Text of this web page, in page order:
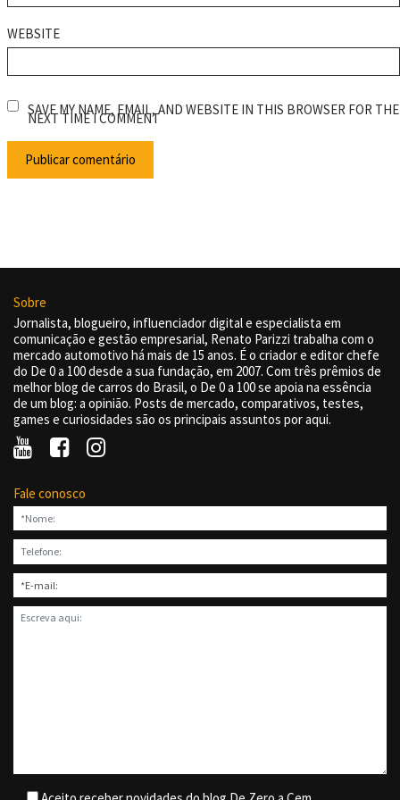
WEBSITE
SAVE MY NAME, EMAIL, AND WEBSITE IN THIS BROWSER FOR THE
NEXT TIME I COMMENT
Sobre
Jornalista, blogueiro, influenciador digital e especialista em
comunicação e gestão empresarial, Renato Parizzi trabalha com o
mercado automotivo há mais de 15 anos. É o criador e editor chefe
do De 0 a 100 desde a sua fundação, em 2007. Com três prêmios de
melhor blog de carros do Brasil, o De 0 a 100 se apoia na essência
de um blog: a opinião. Posts de mercado, comparativos, testes,
games e curiosidades são os principais assuntos por aqui.
Fale conosco